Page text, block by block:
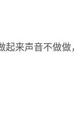
起来声音不做做